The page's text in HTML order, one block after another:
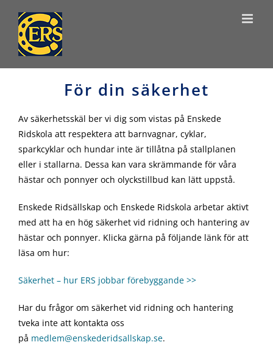
content
För din säkerhet
Av säkerhetsskäl ber vi dig som vistas på Enskede
Ridskola att respektera att barnvagnar, cyklar,
sparkcyklar och hundar inte är tillåtna på stallplanen
eller i stallarna. Dessa kan vara skrämmande för våra
hästar och ponnyer och olyckstillbud kan lätt uppstå.
Enskede Ridsällskap och Enskede Ridskola arbetar aktivt
med att ha en hög säkerhet vid ridning och hantering av
hästar och ponnyer. Klicka gärna på följande länk för att
läsa om hur:
Säkerhet – hur ERS jobbar förebyggande >>
Har du frågor om säkerhet vid ridning och hantering
tveka inte att kontakta oss
på medlem@enskederidsallskap.se.